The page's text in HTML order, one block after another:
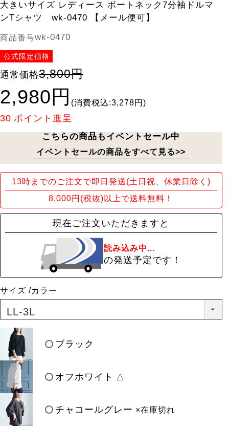
大きいサイズ レディース ボートネック7分袖ドルマ
ンTシャツ wk-0470 【メール便可】
商品番号wk-0470
公式限定価格
通常価格3,800円
2,980円 (消費税込:3,278円)
30 ポイント進呈
こちらの商品もイベントセール中
イベントセールの商品をすべて見る>>
13時までのご注文で即日発送(土日祝、休業日除く)
8,000円(税抜)以上で送料無料！
現在ご注文いただきますと
読み込み中...
の発送予定です！
サイズ カラー
ブラック
オフホワイト △
チャコールグレー ×在庫切れ